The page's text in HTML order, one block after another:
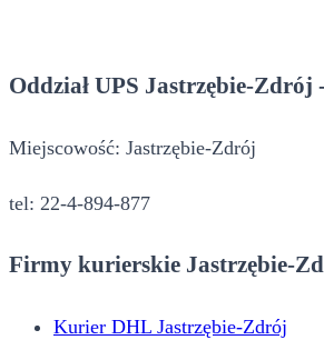
Oddział UPS Jastrzębie-
Miejscowość: Jastrzębie-Zdrój
tel: 22-4-894-877
Firmy kurierskie Jastrzębie-
Kurier DHL Jastrzębie-Zdrój